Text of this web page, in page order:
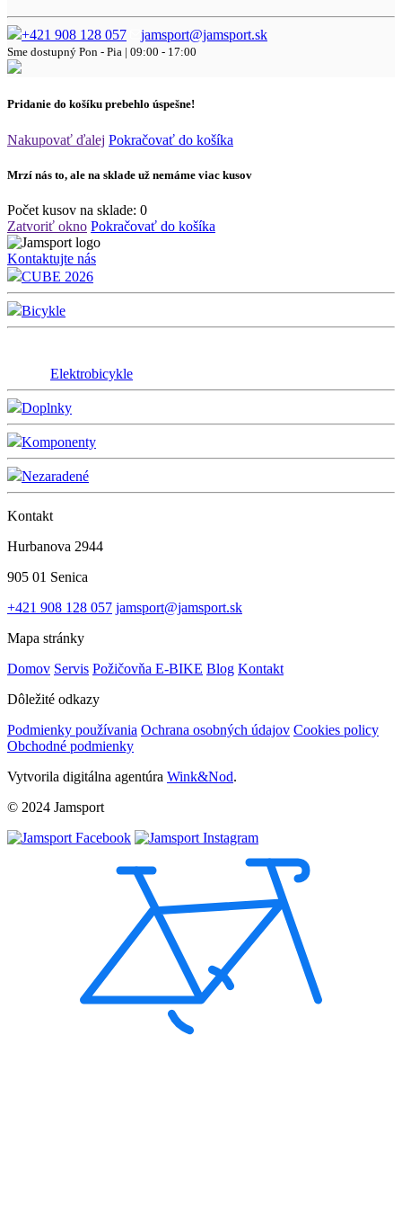
+421 908 128 057 jamsport@jamsport.sk
Sme dostupný Pon - Pia | 09:00 - 17:00
Pridanie do košíku prebehlo úspešne!
Nakupovať ďalej Pokračovať do košíka
Mrzí nás to, ale na sklade už nemáme viac kusov
Počet kusov na sklade: 0
Zatvoriť okno Pokračovať do košíka
Kontaktujte nás
CUBE 2026
Bicykle
Elektrobicykle
Doplnky
Komponenty
Nezaradené
Kontakt
Hurbanova 2944
905 01 Senica
+421 908 128 057 jamsport@jamsport.sk
Mapa stránky
Domov Servis Požičovňa E-BIKE Blog Kontakt
Dôležité odkazy
Podmienky používania Ochrana osobných údajov Cookies policy
Obchodné podmienky
Vytvorila digitálna agentúra Wink&Nod.
© 2024 Jamsport